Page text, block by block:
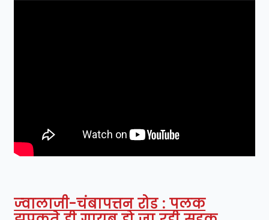
ज्वालाजी-चंबापत्तन रोड : पलक